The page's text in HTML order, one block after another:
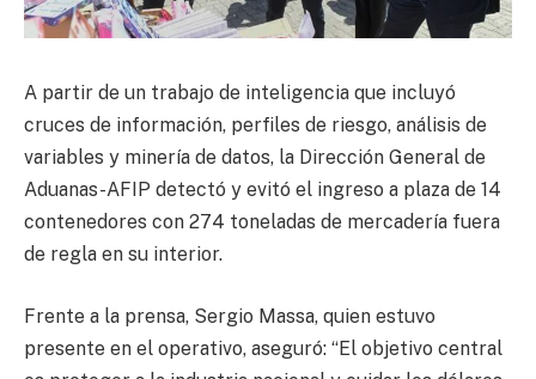
A partir de un trabajo de inteligencia que incluyó
cruces de información, perfiles de riesgo, análisis de
variables y minería de datos, la Dirección General de
Aduanas-AFIP detectó y evitó el ingreso a plaza de 14
contenedores con 274 toneladas de mercadería fuera
de regla en su interior.
Frente a la prensa, Sergio Massa, quien estuvo
presente en el operativo, aseguró: “El objetivo central